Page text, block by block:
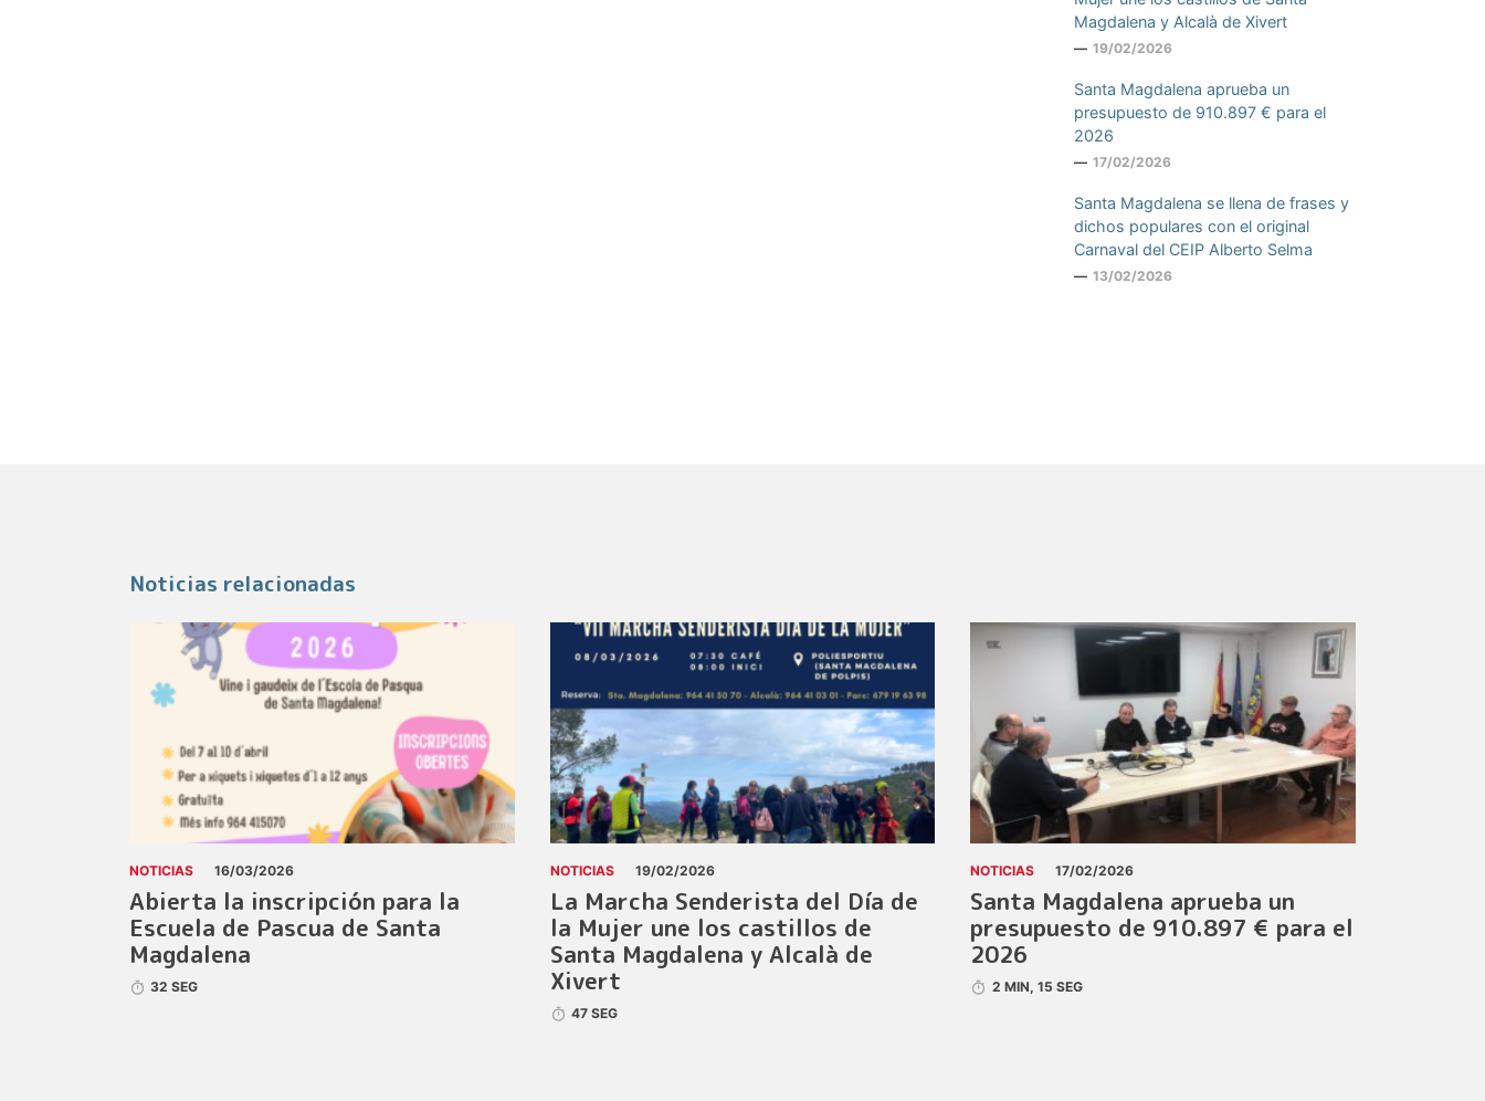
Magdalena y Alcalà de Xivert
19/02/2026
Santa Magdalena aprueba un
presupuesto de 910.897 € para el
2026
17/02/2026
Santa Magdalena se llena de frases y
dichos populares con el original
Carnaval del CEIP Alberto Selma
13/02/2026
Noticias relacionadas
NOTICIAS 16/03/2026
Abierta la inscripción para la
Escuela de Pascua de Santa
Magdalena
32 SEG
NOTICIAS 19/02/2026
La Marcha Senderista del Día de
la Mujer une los castillos de
Santa Magdalena y Alcalà de
Xivert
47 SEG
NOTICIAS 17/02/2026
Santa Magdalena aprueba un
presupuesto de 910.897 € para el
2026
2 MIN, 15 SEG